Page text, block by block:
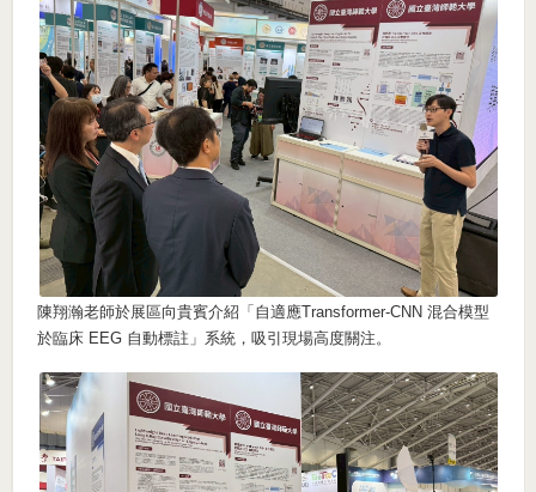
陳翔瀚老師於展區向貴賓介紹「自適應Transformer-CNN 混合模型
於臨床 EEG 自動標註」系統，吸引現場高度關注。